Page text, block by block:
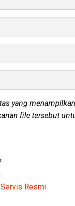
yang
file tersebut
Resmi